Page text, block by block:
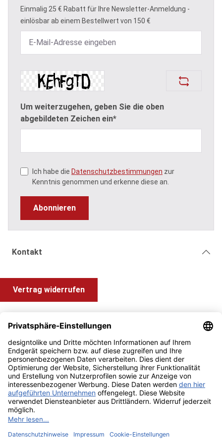
Einmalig 25 € Rabatt für Ihre Newsletter-Anmeldung -
einlösbar ab einem Bestellwert von 150 €
Um weiterzugehen, geben Sie die oben
abgebildeten Zeichen ein*
Ich habe die Datenschutzbestimmungen zur
Kenntnis genommen und erkenne diese an.
Abonnieren
Kontakt
Vertrag widerrufen
Information und Impressum
Zahlung & Versand
Impressum AGB